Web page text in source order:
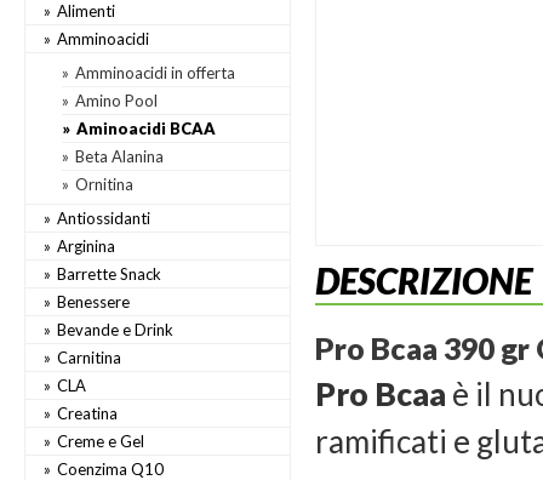
Alimenti
Amminoacidi
Amminoacidi in offerta
Amino Pool
Aminoacidi BCAA
Beta Alanina
Ornitina
Antiossidanti
Arginina
Barrette Snack
Benessere
Bevande e Drink
Carnitina
CLA
Creatina
Creme e Gel
Coenzima Q10
DESCRIZIONE
Pro Bcaa 390
Pro Bcaa è il
ramificati e